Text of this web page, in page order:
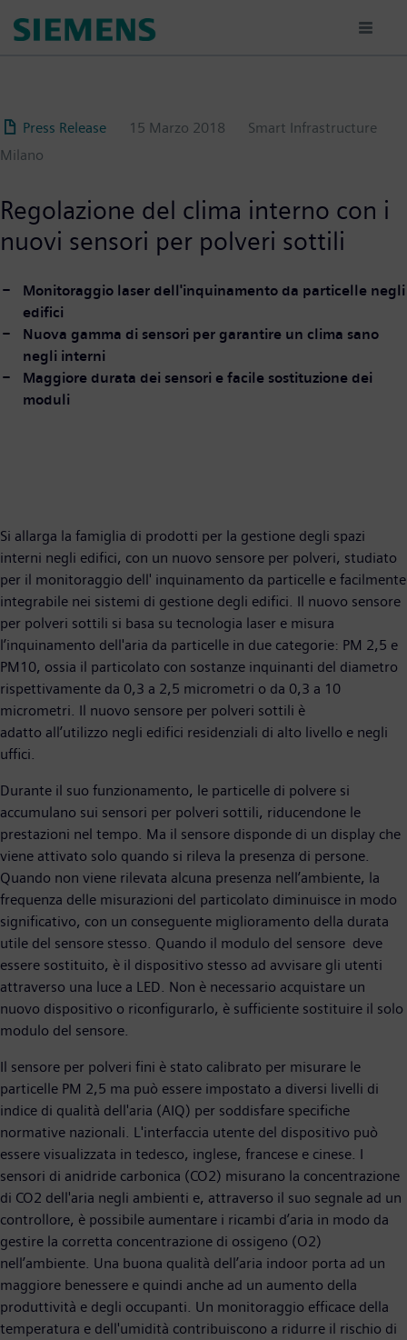
Press Release 15 Marzo 2018
Smart Infrastructure
Milano
Regolazione del clima interno con i
nuovi sensori per polveri sottili
Monitoraggio laser dell'inquinamento da particelle negli
edifici
Nuova gamma di sensori per garantire un clima sano
negli interni
Maggiore durata dei sensori e facile sostituzione dei
moduli
Si allarga la famiglia di prodotti per la gestione degli spazi
interni negli edifici, con un nuovo sensore per polveri, studiato
per il monitoraggio dell' inquinamento da particelle e facilmente
integrabile nei sistemi di gestione degli edifici. Il nuovo sensore
per polveri sottili si basa su tecnologia laser e misura
l’inquinamento dell'aria da particelle in due categorie: PM 2,5 e
PM10, ossia il particolato con sostanze inquinanti del diametro
rispettivamente da 0,3 a 2,5 micrometri o da 0,3 a 10
micrometri. Il nuovo sensore per polveri sottili è
adatto all’utilizzo negli edifici residenziali di alto livello e negli
uffici.
Durante il suo funzionamento, le particelle di polvere si
accumulano sui sensori per polveri sottili, riducendone le
prestazioni nel tempo. Ma il sensore disponde di un display che
viene attivato solo quando si rileva la presenza di persone.
Quando non viene rilevata alcuna presenza nell’ambiente, la
frequenza delle misurazioni del particolato diminuisce in modo
significativo, con un conseguente miglioramento della durata
utile del sensore stesso. Quando il modulo del sensore deve
essere sostituito, è il dispositivo stesso ad avvisare gli utenti
attraverso una luce a LED. Non è necessario acquistare un
nuovo dispositivo o riconfigurarlo, è sufficiente sostituire il solo
modulo del sensore.
Il sensore per polveri fini è stato calibrato per misurare le
particelle PM 2,5 ma può essere impostato a diversi livelli di
indice di qualità dell'aria (AIQ) per soddisfare specifiche
normative nazionali. L'interfaccia utente del dispositivo può
essere visualizzata in tedesco, inglese, francese e cinese. I
sensori di anidride carbonica (CO2) misurano la concentrazione
di CO2 dell'aria negli ambienti e, attraverso il suo segnale ad un
controllore, è possibile aumentare i ricambi d’aria in modo da
gestire la corretta concentrazione di ossigeno (O2)
nell’ambiente. Una buona qualità dell’aria indoor porta ad un
maggiore benessere e quindi anche ad un aumento della
produttività e degli occupanti. Un monitoraggio efficace della
temperatura e dell'umidità contribuiscono a ridurre il rischio di